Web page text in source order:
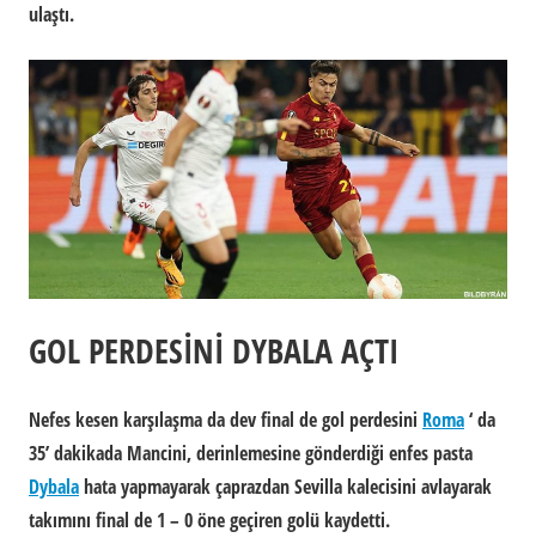
ulaştı.
GOL PERDESİNİ DYBALA AÇTI
Nefes kesen karşılaşma da dev final de gol perdesini Roma‘ da
35’ dakikada Mancini, derinlemesine gönderdiği enfes pasta
Dybala hata yapmayarak çaprazdan Sevilla kalecisini avlayarak
takımını final de 1 – 0 öne geçiren golü kaydetti.